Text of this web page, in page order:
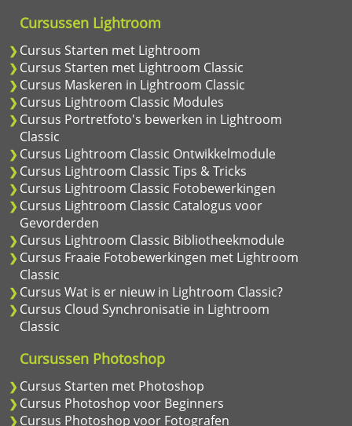
Cursussen Lightroom
Cursus Starten met Lightroom
Cursus Starten met Lightroom Classic
Cursus Maskeren in Lightroom Classic
Cursus Lightroom Classic Modules
Cursus Portretfoto's bewerken in Lightroom
Classic
Cursus Lightroom Classic Ontwikkelmodule
Cursus Lightroom Classic Tips & Tricks
Cursus Lightroom Classic Fotobewerkingen
Cursus Lightroom Classic Catalogus voor
Gevorderden
Cursus Lightroom Classic Bibliotheekmodule
Cursus Fraaie Fotobewerkingen met Lightroom
Classic
Cursus Wat is er nieuw in Lightroom Classic?
Cursus Cloud Synchronisatie in Lightroom
Classic
Cursussen Photoshop
Cursus Starten met Photoshop
Cursus Photoshop voor Beginners
Cursus Photoshop voor Fotografen